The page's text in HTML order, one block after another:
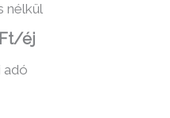
nélkül
éj
adó